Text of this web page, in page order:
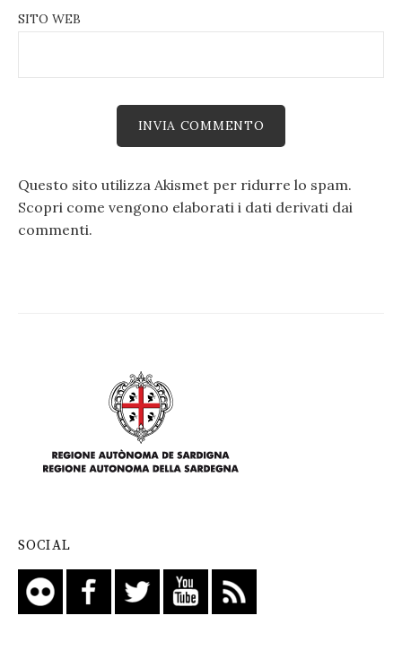
SITO WEB
Questo sito utilizza Akismet per ridurre lo spam.
Scopri come vengono elaborati i dati derivati dai
commenti.
SOCIAL